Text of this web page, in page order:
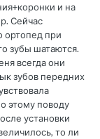
и на
Сейчас
ортопед при
зубы шатаются.
всегда они
зубов передних
этому поводу
установки
то ли